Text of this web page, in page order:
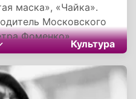
маска», «Чайка».
Московского
Фоменко».
Культура